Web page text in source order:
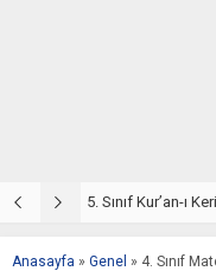
Anasayfa » Genel » 4. Sınıf